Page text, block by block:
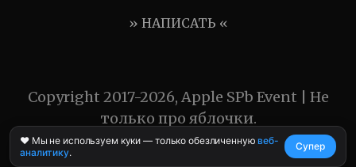
» НАПИСАТЬ «
Copyright 2017-2026, Apple SPb Event | Не
только про яблочки.
❤️ Мы не используем куки — только обезличеннуювеб-
аналитику.
Супер